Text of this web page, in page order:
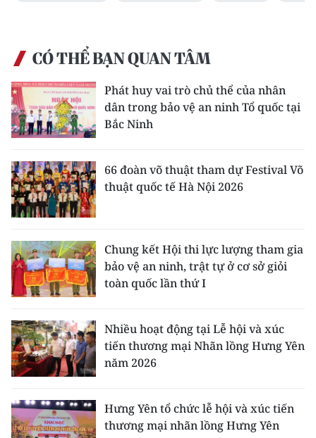
CÓ THỂ BẠN QUAN TÂM
Phát huy vai trò chủ thể của nhân
dân trong bảo vệ an ninh Tổ quốc tại
Bắc Ninh
66 đoàn võ thuật tham dự Festival Võ
thuật quốc tế Hà Nội 2026
Chung kết Hội thi lực lượng tham gia
bảo vệ an ninh, trật tự ở cơ sở giỏi
toàn quốc lần thứ I
Nhiều hoạt động tại Lễ hội và xúc
tiến thương mại Nhãn lồng Hưng Yên
năm 2026
Hưng Yên tổ chức lễ hội và xúc tiến
thương mại nhãn lồng Hưng Yên